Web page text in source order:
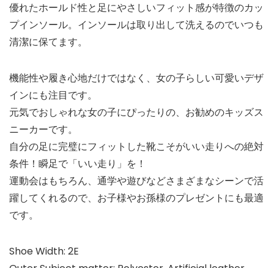
優れたホールド性と足にやさしいフィット感が特徴のカッ
プインソール。インソールは取り出して洗えるのでいつも
清潔に保てます。
機能性や履き心地だけではなく、女の子らしい可愛いデザ
インにも注目です。
元気でおしゃれな女の子にぴったりの、お勧めのキッズス
ニーカーです。
自分の足に完璧にフィットした靴こそがいい走りへの絶対
条件！瞬足で「いい走り」を！
運動会はもちろん、通学や遊びなどさまざまなシーンで活
躍してくれるので、お子様やお孫様のプレゼントにも最適
です。
Shoe Width: 2E